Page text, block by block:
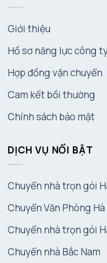
Giới thiệu
Hồ sơ năng lực công
Hợp đồng vận chuyển
Cam kết bồi thường
Chính sách bảo mật
DỊCH VỤ NỔI BẬT
Chuyển nhà trọn gói
Chuyển Văn Phòng
Chuyển nhà trọn gói
Chuyển nhà Bắc Nam